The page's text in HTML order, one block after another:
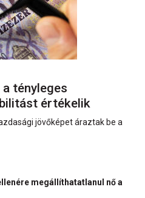
tényleges
értékelik
jövőképet áraztak be a
megállíthatatlanul nő a